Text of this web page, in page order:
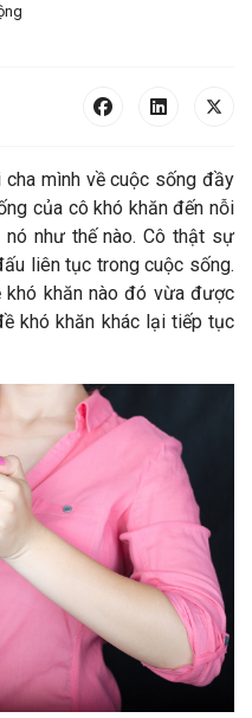
mình về cuộc sống đầy
của cô khó khăn đến nỗi
như thế nào. Cô thật sự
liên tục trong cuộc sống.
khăn nào đó vừa được
khó khăn khác lại tiếp tục